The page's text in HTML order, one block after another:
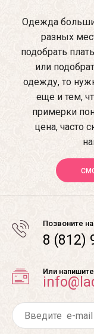
Одежда
разных
подобрать
или
одежду, то
еще и тем,
примерки
цена, часто
Позвоните
8 (812)
Или